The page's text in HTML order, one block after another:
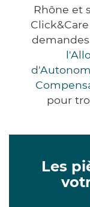
Rhône et
pour
Les